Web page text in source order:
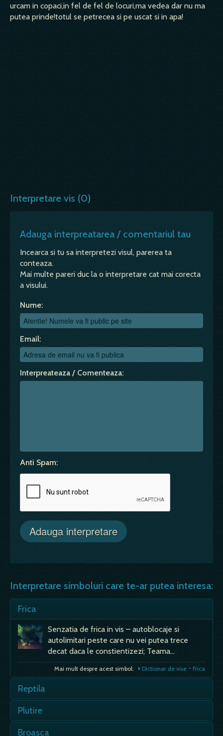
urcam in copaci,in fel de fel de locuri,ma vedea dar nu ma
putea prinde!totul se petrecea si pe uscat si in apa!
Interpretare vis (0)
Adauga interpreatarea / comentariul tau
Incearca si tu sa interpretezi visul, parerea ta
conteaza.
Mai multe pareri duc la o interpretare cat mai corecta
a visului.
Nume:
Email:
Interpreateaza / Comenteaza:
Anti Spam:
Interpretare simboluri care te-ar putea interesa:
Frica
Senzatia de frica in vis – autoblocaje si
autolimitari peste care nu vei putea trece
decat daca le constientizezi; Teama…
Mai mult despre acest simbol: Dictionar de vise ~ Frica
Reptila
reusesti sa te sustragi de necazuri; ramai
distant si rece la problemele actuale,…
Plutire
- de te visezi plutind pe apa, e semn de noroc
Broasca